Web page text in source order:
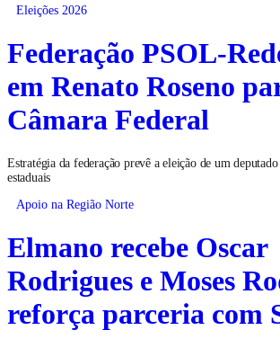
Eleições 2026
Federação PSOL-
em Renato Roseno
Câmara Federal
Estratégia da federação prevê a eleição de um
estaduais
Apoio na Região Norte
Elmano recebe Oscar
Rodrigues e Moses
reforça parceria com